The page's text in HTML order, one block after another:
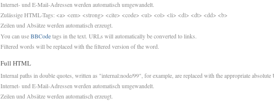
Internet- und E-Mail-Adressen werden automatisch umgewandelt.
Zulässige HTML-Tags: <a> <em> <strong> <cite> <code> <ul> <ol> <li> <dl> <dt> <dd> <b>
Zeilen und Absätze werden automatisch erzeugt.
You can useBBCodetags in the text. URLs will automatically be converted to links.
Filtered words will be replaced with the filtered version of the word.
Full HTML
Internal paths in double quotes, written as "internal:node/99", for example, are replaced with the appropriate
Internet- und E-Mail-Adressen werden automatisch umgewandelt.
Zeilen und Absätze werden automatisch erzeugt.